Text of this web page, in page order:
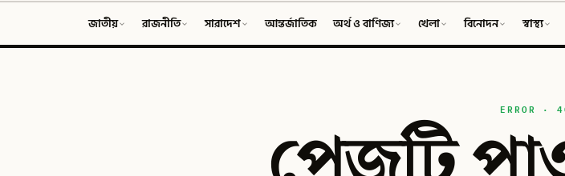
জাতীয় রাজনীতি সারাদেশ আন্তর্জাতিক অর্থ ও বাণিজ্য খেলা বিনোদন স্বাস্থ্য
ERROR ·